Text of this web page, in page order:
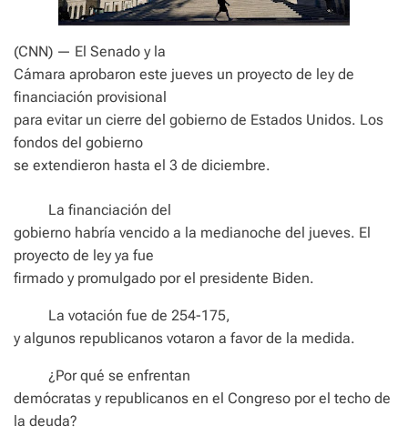
(CNN) — El Senado y la
Cámara aprobaron este jueves un proyecto de ley de
financiación provisional
para evitar un cierre del gobierno de Estados Unidos. Los
fondos del gobierno
se extendieron hasta el 3 de diciembre.
La financiación del
gobierno habría vencido a la medianoche del jueves. El
proyecto de ley ya fue
firmado y promulgado por el presidente Biden.
La votación fue de 254-175,
y algunos republicanos votaron a favor de la medida.
¿Por qué se enfrentan
demócratas y republicanos en el Congreso por el techo de
la deuda?